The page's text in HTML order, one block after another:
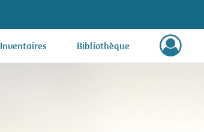
Inventaires Bibliothèque